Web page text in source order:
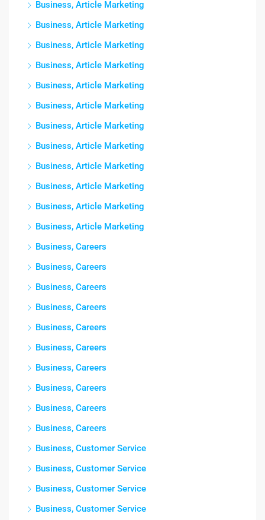
Business, Article Marketing
Business, Article Marketing
Business, Article Marketing
Business, Article Marketing
Business, Article Marketing
Business, Article Marketing
Business, Article Marketing
Business, Article Marketing
Business, Article Marketing
Business, Article Marketing
Business, Article Marketing
Business, Article Marketing
Business, Careers
Business, Careers
Business, Careers
Business, Careers
Business, Careers
Business, Careers
Business, Careers
Business, Careers
Business, Careers
Business, Careers
Business, Customer Service
Business, Customer Service
Business, Customer Service
Business, Customer Service